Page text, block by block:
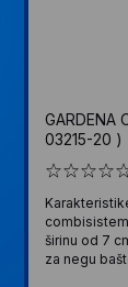
GARDENA
03215-20 )
širinu od 7
za negu